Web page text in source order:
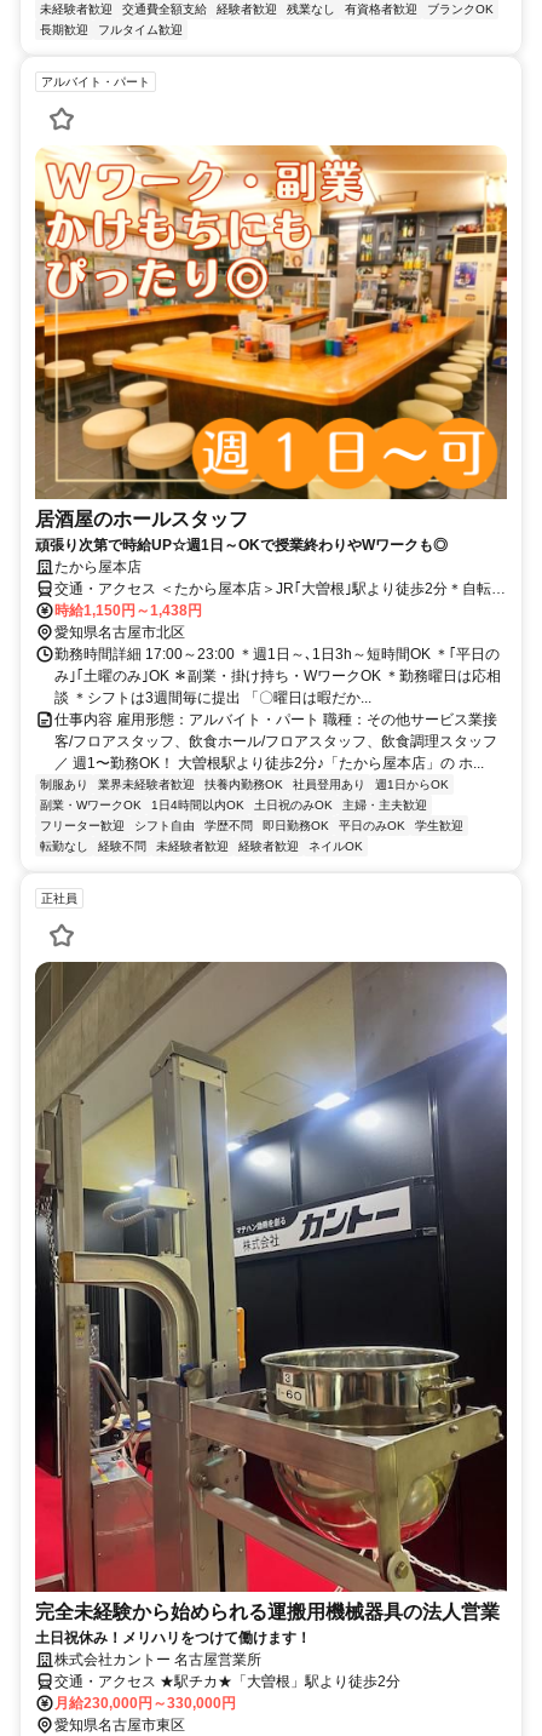
未経験者歓迎
交通費全額支給 経験者歓迎 残業なし 有資格者歓迎
ブランクOK
長期歓迎
フルタイム歓迎
アルバイト・パート
居酒屋のホールスタッフ
頑張り次第で時給UP☆週1日～OKで授業終わりやWワークも◎
たから屋本店
交通・アクセス ＜たから屋本店＞JR｢大曽根｣駅より徒歩2分＊自転車
通勤OK
時給1,150円～1,438円
愛知県名古屋市北区
勤務時間詳細 17:00～23:00 ＊週1日～､1日3h～短時間OK ＊｢平日の
み｣｢土曜のみ｣OK ＊副業・掛け持ち・WワークOK ＊勤務曜日は応相
談 ＊シフトは3週間毎に提出 「〇曜日は暇だか...
仕事内容 雇用形態：アルバイト・パート 職種：その他サービス業接
客/フロアスタッフ、飲食ホール/フロアスタッフ、飲食調理スタッフ
／ 週1〜勤務OK！ 大曽根駅より徒歩2分♪「たから屋本店」の ホ...
制服あり 業界未経験者歓迎 扶養内勤務OK 社員登用あり
週1日からOK
副業・WワークOK
1日4時間以内OK 土日祝のみOK
主婦・主夫歓迎
フリーター歓迎
シフト自由 学歴不問 即日勤務OK 平日のみOK
学生歓迎
転勤なし
経験不問 未経験者歓迎 経験者歓迎 ネイルOK
正社員
完全未経験から始められる運搬用機械器具の法人営業
土日祝休み！メリハリをつけて働けます！
株式会社カントー 名古屋営業所
交通・アクセス ★駅チカ★「大曽根」駅より徒歩2分
月給230,000円～330,000円
愛知県名古屋市東区